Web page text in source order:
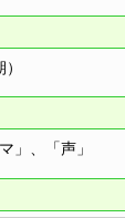
」、「声」